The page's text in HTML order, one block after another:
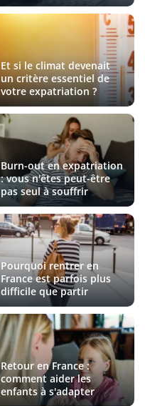
Et si le climat devenait
un critère essentiel de
votre expatriation ?
Burn-out en expatriation
: vous n'êtes peut-être
pas seul à souffrir
Pourquoi rentrer en
France est parfois plus
difficile que partir
Retour en France :
comment aider les
enfants à s'adapter